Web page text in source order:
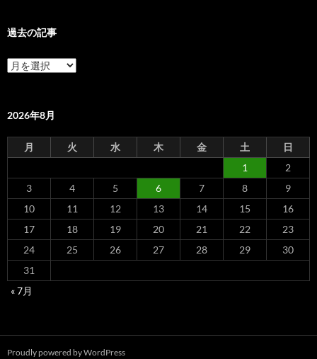
過去の記事
過
去
事
2026年8月
月 火 水 木 金 土
日
1
2
3
4 5 6 7 8
9
10
11 12 13 14 15
16
17
18 19 20 21 22
23
24
25 26 27 28 29
30
31
« 7月
Proudly powered by WordPress